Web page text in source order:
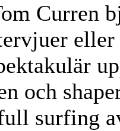
Curren
och
surfing